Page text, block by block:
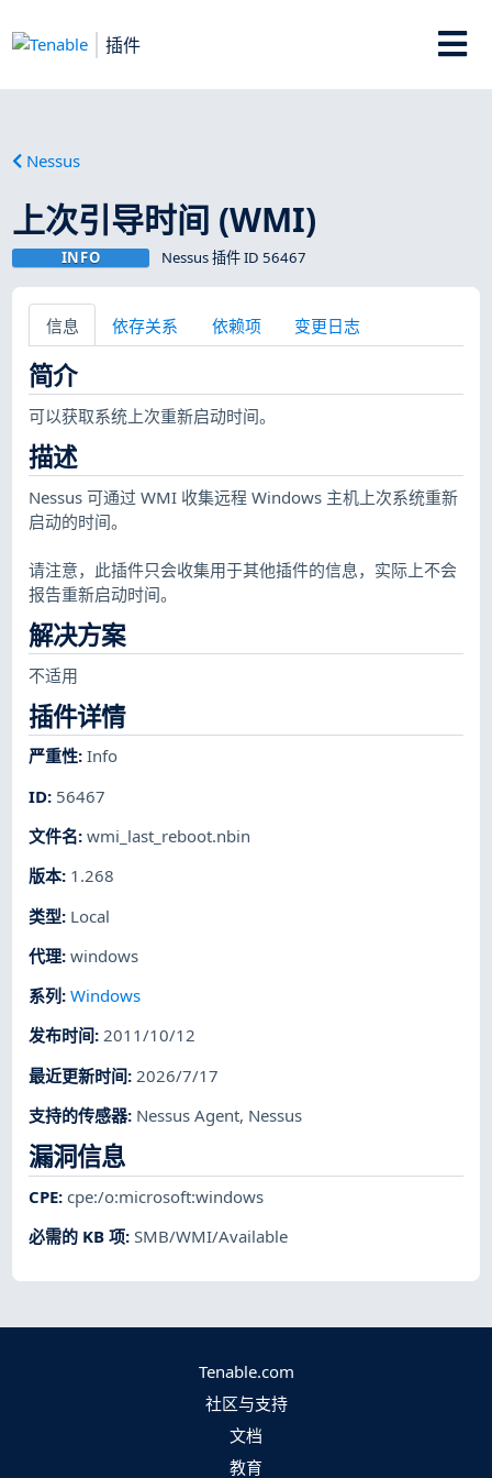
插件
Nessus
上次引导时间 (WMI)
INFO Nessus 插件 ID 56467
信息 依存关系 依赖项 变更日志
简介
可以获取系统上次重新启动时间。
描述
Nessus 可通过 WMI 收集远程 Windows 主机上次系统重新
启动的时间。
请注意，此插件只会收集用于其他插件的信息，实际上不会
报告重新启动时间。
解决方案
不适用
插件详情
严重性:Info
ID: 56467
文件名:wmi_last_reboot.nbin
版本: 1.268
类型: Local
代理:windows
系列 :Windows
发布时间:2011/10/12
最近更新时间: 2026/7/17
支持的传感器: Nessus Agent, Nessus
漏洞信息
CPE:cpe:/o:microsoft:windows
必需的 KB 项:SMB/WMI/Available
Tenable.com
社区与支持
文档
教育